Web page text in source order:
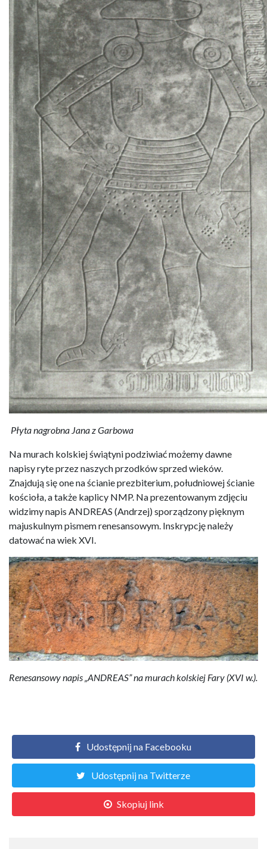
Płyta nagrobna Jana z Garbowa
Na murach kolskiej świątyni podziwiać możemy dawne
napisy ryte przez naszych przodków sprzed wieków.
Znajdują się one na ścianie prezbiterium, południowej ścianie
kościoła, a także kaplicy NMP. Na prezentowanym zdjęciu
widzimy napis ANDREAS (Andrzej) sporządzony pięknym
majuskulnym pismem renesansowym. Inskrypcję należy
datować na wiek XVI.
Renesansowy napis „ANDREAS” na murach kolskiej Fary (XVI w.).
Udostępnij na Facebooku
Udostępnij na Twitterze
Skopiuj link